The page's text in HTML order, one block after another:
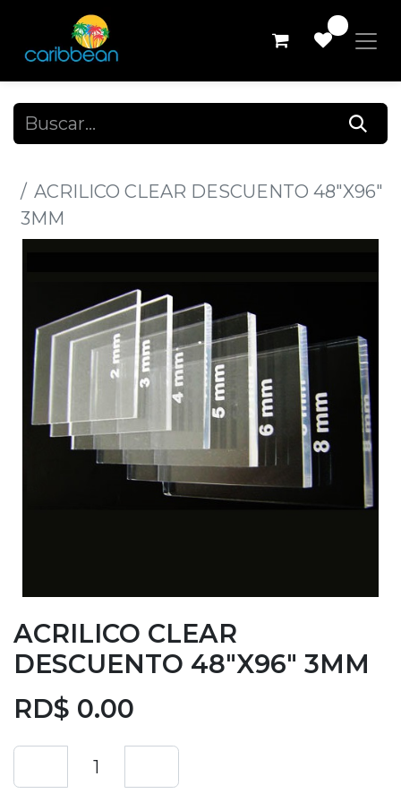
ACRILICO CLEAR DESCUENTO 48"X96"
3MM
ACRILICO CLEAR
DESCUENTO 48"X96" 3MM
RD$ 0.00